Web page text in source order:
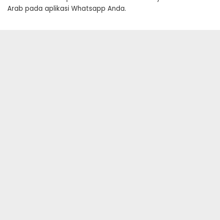
Arab pada aplikasi Whatsapp Anda.